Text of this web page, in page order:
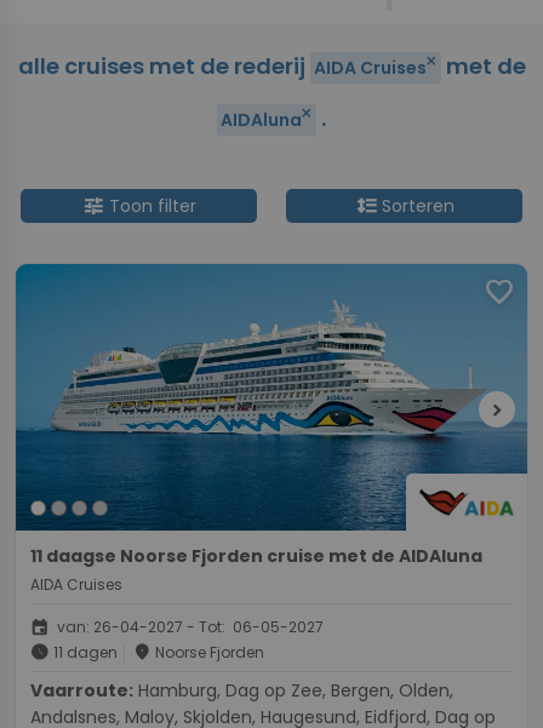
alle cruises met de rederij AIDA Cruisesclose met de
AIDAlunaclose .
tune Toon filter format_line_spacingSorteren
favorite
chevron_right
11 daagse Noorse Fjorden cruise met de AIDAluna
AIDA Cruises
event van: 26-04-2027 - Tot: 06-05-2027
schedule 11 dagen place Noorse Fjorden
Vaarroute:
Andalsnes, Maloy, Skjolden, Haugesund, Eidfjord, Dag op